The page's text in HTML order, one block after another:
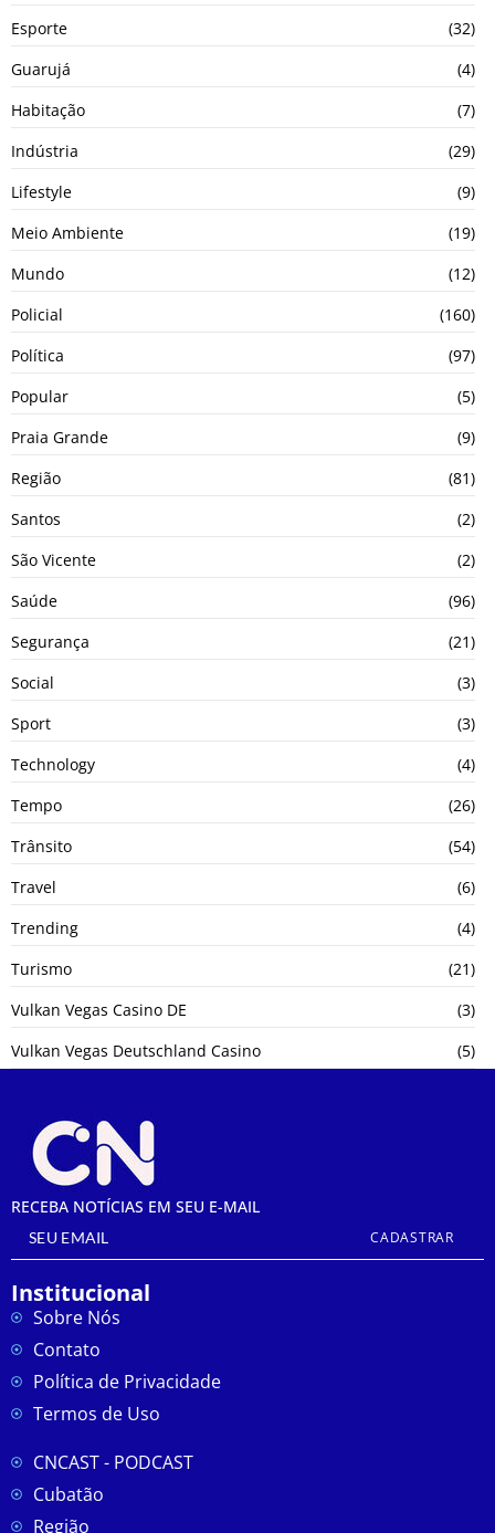
Esporte
(32)
Guarujá
(4)
Habitação
(7)
Indústria
(29)
Lifestyle
(9)
Meio Ambiente
(19)
Mundo
(12)
Policial
(160)
Política
(97)
Popular
(5)
Praia Grande
(9)
Região
(81)
Santos
(2)
São Vicente
(2)
Saúde
(96)
Segurança
(21)
Social
(3)
Sport
(3)
Technology
(4)
Tempo
(26)
Trânsito
(54)
Travel
(6)
Trending
(4)
Turismo
(21)
Vulkan Vegas Casino DE
(3)
Vulkan Vegas Deutschland Casino
(5)
RECEBA NOTÍCIAS EM SEU E-MAIL
CADASTRAR
Institucional
Sobre Nós
Contato
Política de Privacidade
Termos de Uso
CNCAST - PODCAST
Cubatão
Região